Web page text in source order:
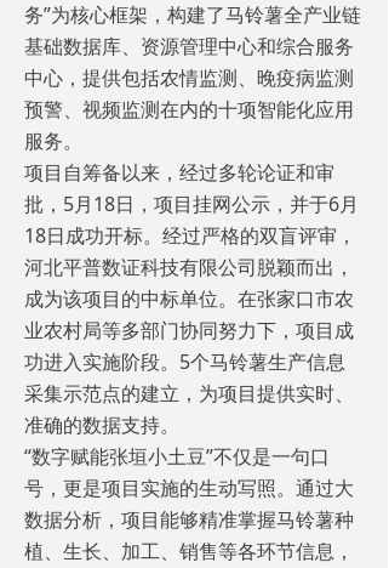
务”为核心框架，构建了马铃薯全产业链
基础数据库、资源管理中心和综合服务
中心，提供包括农情监测、晚疫病监测
预警、视频监测在内的十项智能化应用
服务。
项目自筹备以来，经过多轮论证和审
批，5月18日，项目挂网公示，并于6月
18日成功开标。经过严格的双盲评审，
河北平普数证科技有限公司脱颖而出，
成为该项目的中标单位。在张家口市农
业农村局等多部门协同努力下，项目成
功进入实施阶段。5个马铃薯生产信息
采集示范点的建立，为项目提供实时、
准确的数据支持。
“数字赋能张垣小土豆”不仅是一句口
号，更是项目实施的生动写照。通过大
数据分析，项目能够精准掌握马铃薯种
植、生长、加工、销售等各环节信息，